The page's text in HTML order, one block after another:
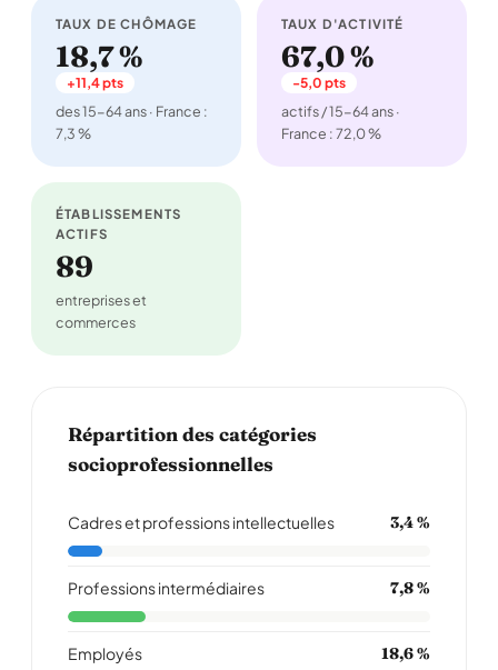
TAUX DE CHÔMAGE
18,7 %
+11,4 pts
des 15-64 ans · France :
7,3 %
TAUX D'ACTIVITÉ
67,0 %
-5,0 pts
actifs / 15-64 ans ·
France : 72,0 %
ÉTABLISSEMENTS
ACTIFS
89
entreprises et
commerces
Répartition des catégories
socioprofessionnelles
Cadres et professions intellectuelles 3,4 %
Professions intermédiaires 7,8 %
Employés 18,6 %